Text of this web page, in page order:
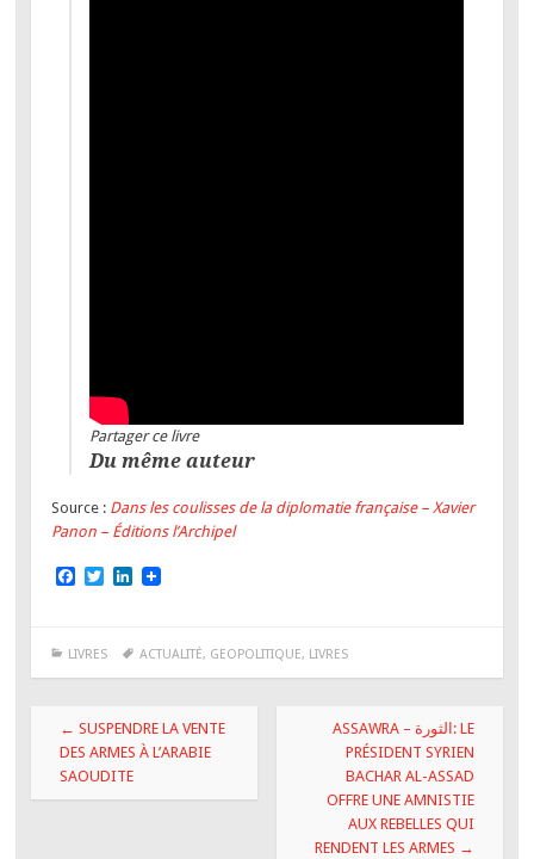
Partager ce livre
Du même auteur
Source : Dans les coulisses de la diplomatie française – Xavier
Panon – Éditions l’Archipel
F
b
T
t
L
e
LIVRES ACTUALITÉ, GEOPOLITIQUE, LIVRES
Navigation
des
articles
← SUSPENDRE LA VENTE
DES ARMES À L’ARABIE
SAOUDITE
ASSAWRA – الثورة: LE
PRÉSIDENT SYRIEN
BACHAR AL-ASSAD
OFFRE UNE AMNISTIE
AUX REBELLES QUI
RENDENT LES ARMES →